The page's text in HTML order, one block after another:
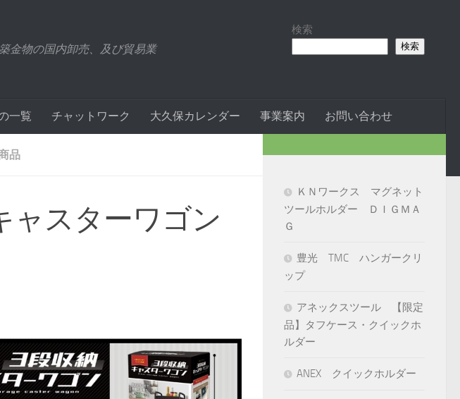
金物の国内卸売、及び貿易業
検索
検索
一覧 チャットワーク 大久保カレンダー 事業案内 お問い合わせ
品
ャスターワゴン
ＫＮワークス マグネット
ツールホルダー ＤＩＧＭＡ
Ｇ
豊光 TMC ハンガークリ
ップ
アネックスツール 【限定
品】タフケース・クイックホ
ルダー
ANEX クイックホルダー